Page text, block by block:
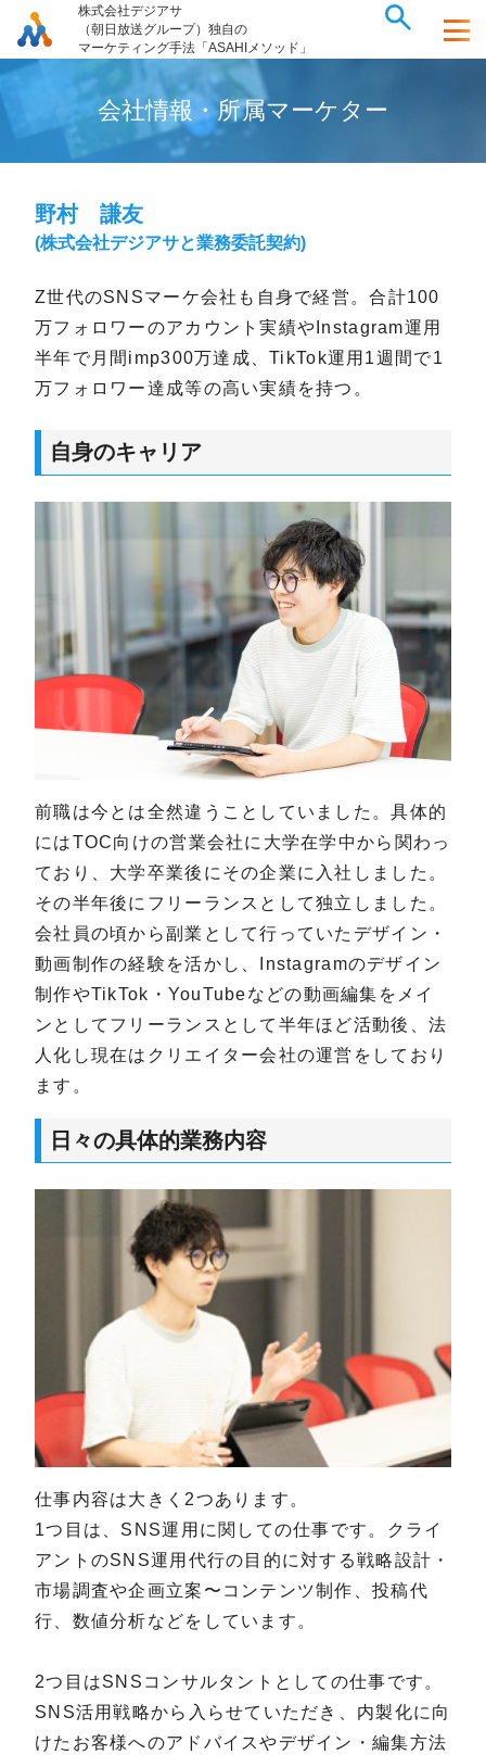
株式会社デジアサ
（朝日放送グループ）独自の
マーケティング手法「ASAHIメソッド」
会社情報 ・所属マ ーケ タ ー
野村 謙友
(株式会社デジアサと業務委託契約)
Z世代のSNSマーケ会社も自身で経営。合計100
万フォロワーのアカウント実績やInstagram運用
半年で月間imp300万達成、TikTok運用1週間で1
万フォロワー達成等の高い実績を持つ。
自身のキャリア
前職は今とは全然違うことしていました。具体的
にはTOC向けの営業会社に大学在学中から関わっ
ており、大学卒業後にその企業に入社しました。
その半年後にフリーランスとして独立しました。
会社員の頃から副業として行っていたデザイン・
動画制作の経験を活かし、Instagramのデザイン
制作やTikTok・YouTubeなどの動画編集をメイ
ンとしてフリーランスとして半年ほど活動後、法
人化し現在はクリエイター会社の運営をしており
ます。
日々の具体的業務内容
仕事内容は大きく2つあります。
1つ目は、SNS運用に関しての仕事です。クライ
アントのSNS運用代行の目的に対する戦略設計・
市場調査や企画立案〜コンテンツ制作、投稿代
行、数値分析などをしています。
2つ目はSNSコンサルタントとしての仕事です。
SNS活用戦略から入らせていただき、内製化に向
けたお客様へのアドバイスやデザイン・編集方法